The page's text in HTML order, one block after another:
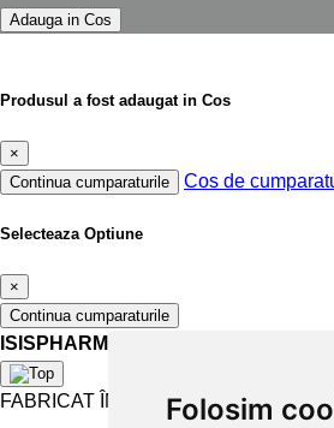
Folosim
Adauga in Cos
Produsul a fost adaugat in Cos
×
Continua cumparaturile
Cos de
Selecteaza Optiune
×
Continua cumparaturile
ISISPHARMA
FABRICAT ÎN FRANȚA